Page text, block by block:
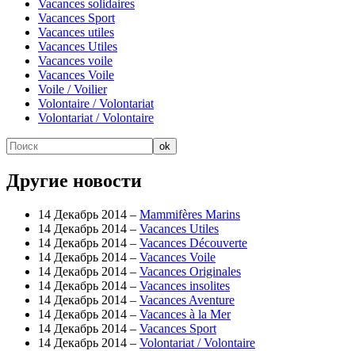
Vacances solidaires
Vacances Sport
Vacances utiles
Vacances Utiles
Vacances voile
Vacances Voile
Voile / Voilier
Volontaire / Volontariat
Volontariat / Volontaire
Другие новости
14 Декабрь 2014 – Mammifères Marins
14 Декабрь 2014 – Vacances Utiles
14 Декабрь 2014 – Vacances Découverte
14 Декабрь 2014 – Vacances Voile
14 Декабрь 2014 – Vacances Originales
14 Декабрь 2014 – Vacances insolites
14 Декабрь 2014 – Vacances Aventure
14 Декабрь 2014 – Vacances à la Mer
14 Декабрь 2014 – Vacances Sport
14 Декабрь 2014 – Volontariat / Volontaire